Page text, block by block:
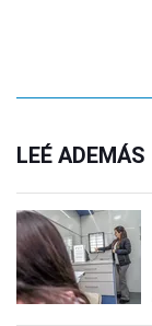
LEÉ ADEMÁS